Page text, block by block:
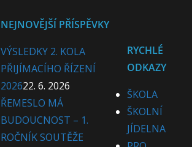
NEJNOVĚJŠÍ PŘÍSPĚVKY
VÝSLEDKY 2. KOLA
PŘIJÍMACÍHO ŘÍZENÍ
202622. 6. 2026
ŘEMESLO MÁ
BUDOUCNOST – 1.
ROČNÍK SOUTĚŽE
RYCHLÉ
ODKAZY
ŠKOLA
ŠKOLNÍ
JÍDELNA